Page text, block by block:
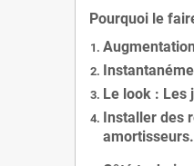
Pourquoi le
Le look : Les
Installer des